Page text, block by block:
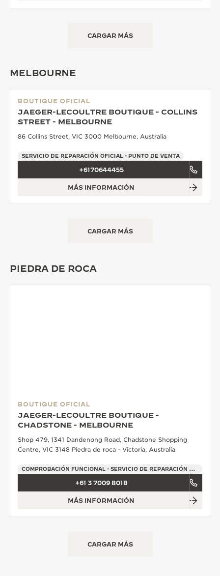
CARGAR MÁS
MELBOURNE
BOUTIQUE OFICIAL
JAEGER-LECOULTRE BOUTIQUE - COLLINS
STREET - MELBOURNE
86 Collins Street, VIC 3000 Melbourne, Australia
SERVICIO DE REPARACIÓN OFICIAL - PUNTO DE VENTA
+6170644455
MÁS INFORMACIÓN
CARGAR MÁS
PIEDRA DE ROCA
BOUTIQUE OFICIAL
JAEGER-LECOULTRE BOUTIQUE -
CHADSTONE - MELBOURNE
Shop 479, 1341 Dandenong Road, Chadstone Shopping
Centre, VIC 3148 Piedra de roca - Victoria, Australia
COMPROBACIÓN FUNCIONAL - SERVICIO DE REPARACIÓN OFICIAL - PUNTO DE VENTA
+61 3 7009 8018
MÁS INFORMACIÓN
CARGAR MÁS